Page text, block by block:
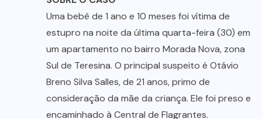
Uma bebê de 1 ano e 10 meses foi vítima de
estupro na noite da última quarta-feira (30) em
um apartamento no bairro Morada Nova, zona
Sul de Teresina. O principal suspeito é Otávio
Breno Silva Salles, de 21 anos, primo de
consideração da mãe da criança. Ele foi preso e
encaminhado à Central de Flagrantes.